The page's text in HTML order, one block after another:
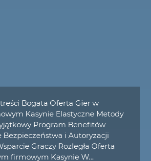
Bogata Oferta Gier w
Kasynie Elastyczne Metody
Program Benefitów
Bezpieczeństwa i Autoryzacji
Graczy Rozległa Oferta
firmowym Kasynie W…